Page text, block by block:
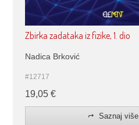
Zbirka zadataka iz fizike, 1. dio
Nadica Brković
#12717
19,05 €
Saznaj više